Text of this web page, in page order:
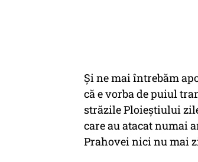
Și ne mai întrebăm
că e vorba de puiul
străzile Ploieștiului
care au atacat numai
Prahovei nici nu mai